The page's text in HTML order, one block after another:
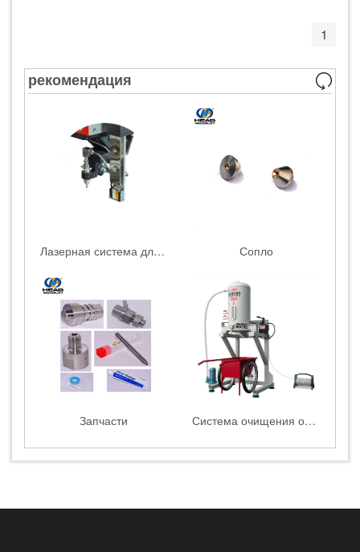
1
рекомендация
Лазерная система для измерения высоты Сопло
Запчасти Система очищения отработанного абразива